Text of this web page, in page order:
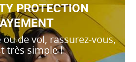
PROTECTION
ou de vol, rassurez-vous,
très simple !